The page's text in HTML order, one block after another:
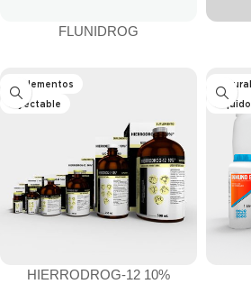
FLUNIDROG
Suplementos
Inyectable
HIERRODROG-12 10%
Líquido